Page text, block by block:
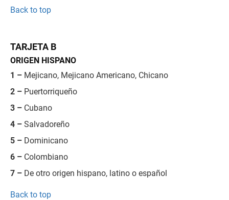
Back to top
TARJETA B
ORIGEN HISPANO
1 – Mejicano, Mejicano Americano, Chicano
2 – Puertorriqueño
3 – Cubano
4 – Salvadoreño
5 – Dominicano
6 – Colombiano
7 – De otro origen hispano, latino o español
Back to top